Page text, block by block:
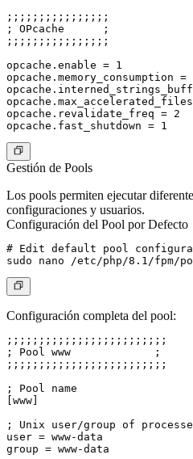
;;;;;;;;;;;;;;;;
; OPcache      ;
;;;;;;;;;;;;;;;;
opcache.enable = 1
opcache.memory_consumption =
opcache.revalidate_freq = 2
Gestión de Pools
Los pools permiten ejecutar
configuraciones y usuarios.
Configuración del Pool por Defecto
# Edit default pool
Configuración completa del pool:
;;;;;;;;;;;;;;;;;;;;;;;;;
; Pool www             ;
;;;;;;;;;;;;;;;;;;;;;;;;;
; Pool name
[www]
; Unix user/group of
user = www-data
group = www-data